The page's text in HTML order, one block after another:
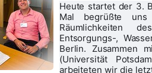
Heute startet der 3.
Mal begrüßte
Räumlichkeiten
Entsorgungs-,
Berlin. Zusammen
(Universität
arbeiteten wir die